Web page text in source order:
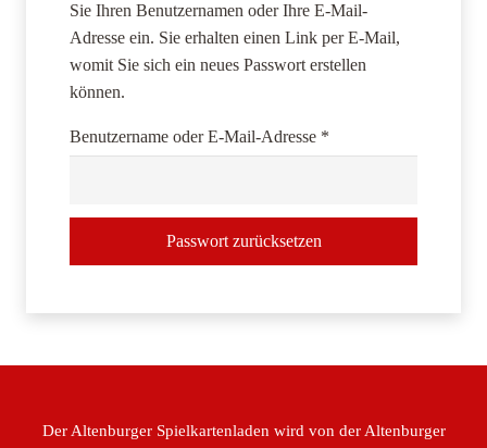
Sie Ihren Benutzernamen oder Ihre E-Mail-
Adresse ein. Sie erhalten einen Link per E-Mail,
womit Sie sich ein neues Passwort erstellen
können.
Benutzername oder E-Mail-Adresse *
Passwort zurücksetzen
Der Altenburger Spielkartenladen wird von der Altenburger